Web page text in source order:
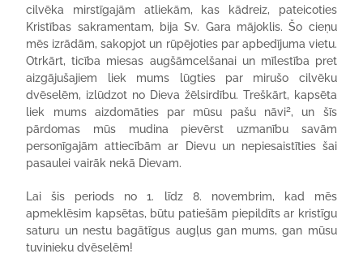
cilvēka mirstīgajām atliekām, kas kādreiz, pateicoties
Kristības sakramentam, bija Sv. Gara mājoklis. Šo cieņu
mēs izrādām, sakopjot un rūpējoties par apbedījuma vietu.
Otrkārt, ticība miesas augšāmcelšanai un mīlestība pret
aizgājušajiem liek mums lūgties par mirušo cilvēku
dvēselēm, izlūdzot no Dieva žēlsirdību. Treškārt, kapsēta
liek mums aizdomāties par mūsu pašu nāvi2, un šīs
pārdomas mūs mudina pievērst uzmanību savām
personīgajām attiecībām ar Dievu un nepiesaistīties šai
pasaulei vairāk nekā Dievam.
Lai šis periods no 1. līdz 8. novembrim, kad mēs
apmeklēsim kapsētas, būtu patiešām piepildīts ar kristīgu
saturu un nestu bagātīgus augļus gan mums, gan mūsu
tuvinieku dvēselēm!